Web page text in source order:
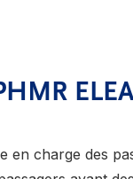
charge des